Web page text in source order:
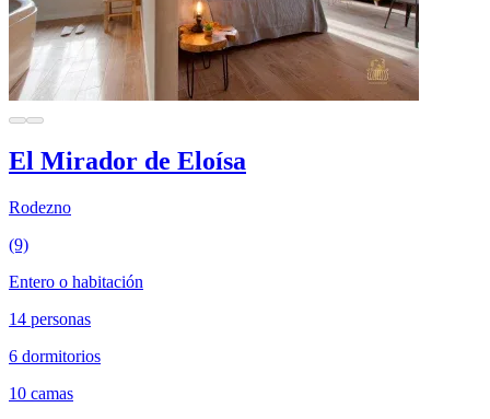
El Mirador de Eloísa
Rodezno
(9)
Entero o habitación
14 personas
6 dormitorios
10 camas